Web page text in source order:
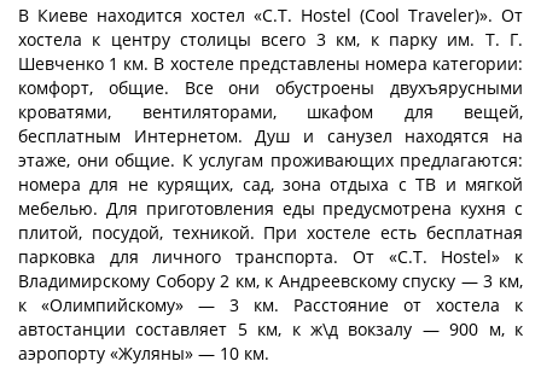
В Киеве находится хостел «C.T. Hostel (Cool Traveler)». От
хостела к центру столицы всего 3 км, к парку им. Т. Г.
Шевченко 1 км. В хостеле представлены номера категории:
комфорт, общие. Все они обустроены двухъярусными
кроватями, вентиляторами, шкафом для вещей,
бесплатным Интернетом. Душ и санузел находятся на
этаже, они общие. К услугам проживающих предлагаются:
номера для не курящих, сад, зона отдыха с ТВ и мягкой
мебелью. Для приготовления еды предусмотрена кухня с
плитой, посудой, техникой. При хостеле есть бесплатная
парковка для личного транспорта. От «C.T. Hostel» к
Владимирскому Собору 2 км, к Андреевскому спуску — 3 км,
к «Олимпийскому» — 3 км. Расстояние от хостела к
автостанции составляет 5 км, к ж\д вокзалу — 900 м, к
аэропорту «Жуляны» — 10 км.